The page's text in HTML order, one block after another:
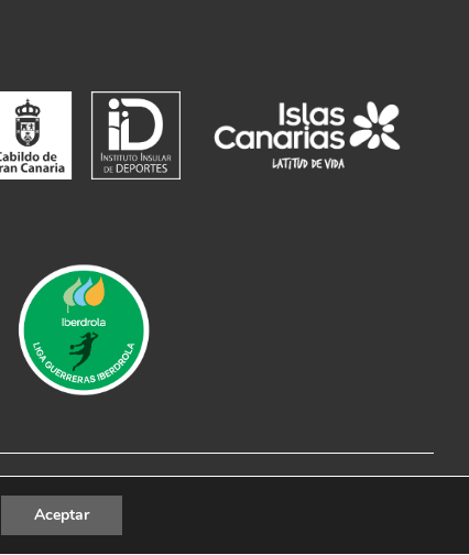
|Política de Privacidad
Aceptar